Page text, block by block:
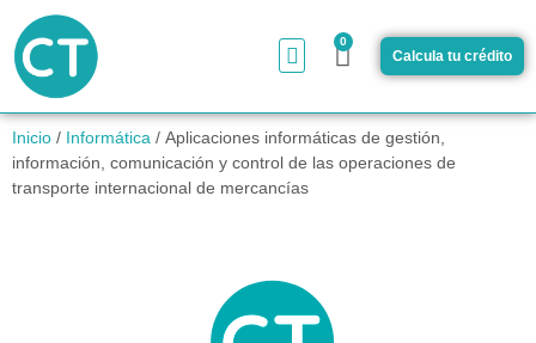
0
Calcula tu crédito
Inicio / Informática / Aplicaciones informáticas de gestión,
información, comunicación y control de las operaciones de
transporte internacional de mercancías